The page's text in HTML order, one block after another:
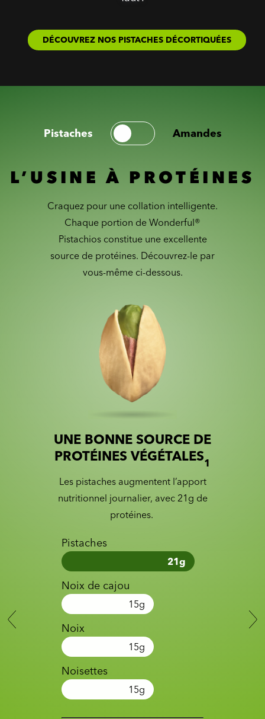
DÉCOUVREZ NOS PISTACHES DÉCORTIQUÉES
Pistaches Amandes
L’USINE À PROTÉINES
Craquez pour une collation intelligente.
Chaque portion de Wonderful®
Pistachios constitue une excellente
source de protéines. Découvrez-le par
vous-même ci-dessous.
Slider with nutrition information
Slide 1 of 2
UNE BONNE SOURCE DE
PROTÉINES VÉGÉTALES1
Les pistaches augmentent l’apport
nutritionnel journalier, avec 21g de
protéines.
Pistaches
21g
Noix de cajou
15g
Noix
15g
Noisettes
15g